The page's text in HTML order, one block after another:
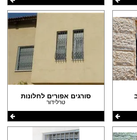
סורגים אפורים לחלונות
טרלידור